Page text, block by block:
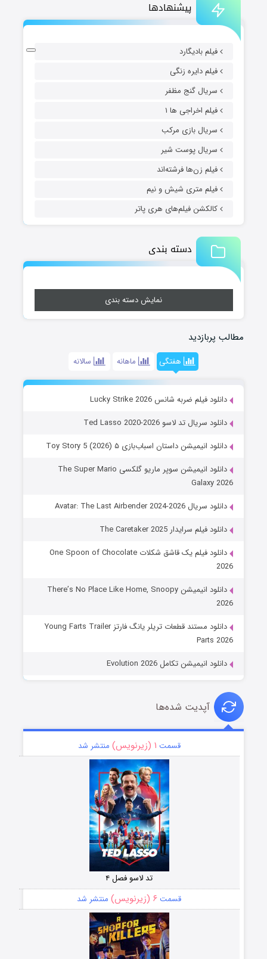
پیشنهادها
فیلم بادیگارد
فیلم دایره زنگی
سریال گنج مظفر
فیلم اخراجی ها ۱
سریال بازی مرکب
سریال پوست شیر
فیلم زن‌ها فرشته‌اند
فیلم متری شیش و نیم
کالکشن فیلم‌های هری پاتر
دسته بندی
نمایش دسته بندی
مطالب پربازدید
هفتگی ماهانه سالانه
دانلود فیلم ضربه شانس Lucky Strike 2026
دانلود سریال تد لاسو Ted Lasso 2020-2026
دانلود انیمیشن داستان اسباب‌بازی ۵ Toy Story 5 (2026)
دانلود انیمیشن سوپر ماریو گلکسی The Super Mario
Galaxy 2026
دانلود سریال Avatar: The Last Airbender 2024-2026
دانلود فیلم سرایدار The Caretaker 2025
دانلود فیلم یک قاشق شکلات One Spoon of Chocolate
2026
دانلود انیمیشن There’s No Place Like Home, Snoopy
2026
دانلود مستند قطعات تریلر یانگ فارتز Young Farts Trailer
Parts 2026
دانلود انیمیشن تکامل Evolution 2026
آپدیت شده‌ها
قسمت ۱ (زیرنویس) منتشر شد
تد لاسو فصل ۴
قسمت ۶ (زیرنویس) منتشر شد